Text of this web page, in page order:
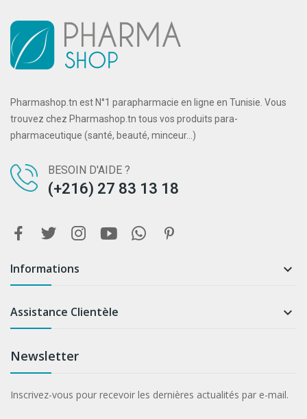
Pharmashop.tn est N°1 parapharmacie en ligne en Tunisie. Vous
trouvez chez Pharmashop.tn tous vos produits para-
pharmaceutique (santé, beauté, minceur...)
BESOIN D'AIDE ?
(+216) 27 83 13 18
Informations 
Assistance Clientèle 
Newsletter
Inscrivez-vous pour recevoir les dernières actualités par e-mail.